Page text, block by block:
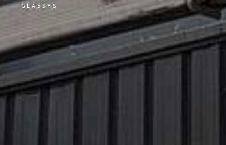
GLASSYS